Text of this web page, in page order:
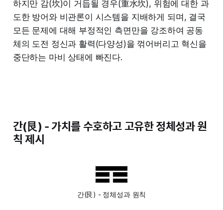
하지만 감(坎)이 거듭될 경우(重水坎), 위험에 대한 과
도한 방어와 비관론이 시스템을 지배하게 되며, 결국
모든 문제에 대해 부정적인 측면만을 강조하여 공동
체의 도전 정신과 활력(다양성)을 꺾어버리고 혁신을
중단하는 마비 상태에 빠진다.
간(艮) - 가치를 수호하고 고유한 정체성과 원
칙 제시
간(艮) - 정체성과 원칙